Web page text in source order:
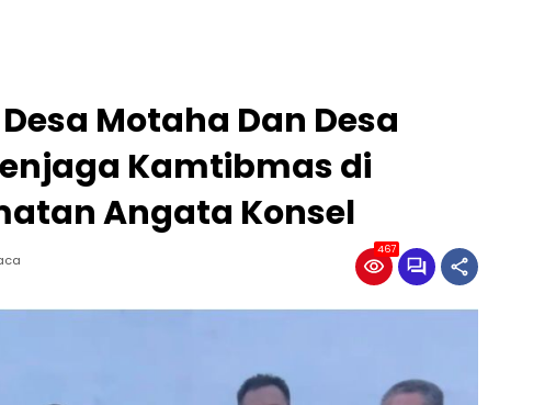
Motaha Dan Desa
Kamtibmas di
Angata Konsel
467